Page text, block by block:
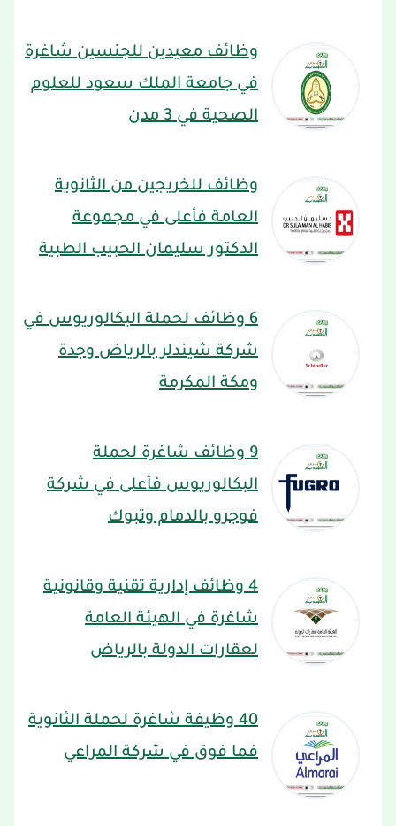
وظائف معيدين للجنسين شاغرة
في جامعة الملك سعود للعلوم
الصحية في 3 مدن
وظائف للخريجين من الثانوية
العامة فأعلى في مجموعة
الدكتور سليمان الحبيب الطبية
6 وظائف لحملة البكالوريوس في
شركة شيندلر بالرياض وجدة
ومكة المكرمة
9 وظائف شاغرة لحملة
البكالوريوس فأعلى في شركة
فوجرو بالدمام وتبوك
4 وظائف إدارية تقنية وقانونية
شاغرة في الهيئة العامة
لعقارات الدولة بالرياض
40 وظيفة شاغرة لحملة الثانوية
فما فوق في شركة المراعي